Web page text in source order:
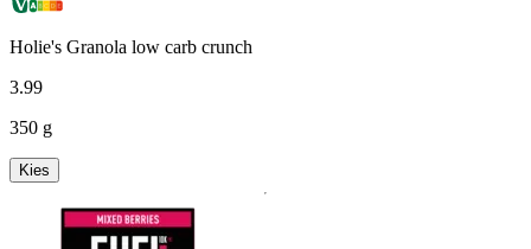
Holie's Granola low carb crunch
3.99
350 g
Kies